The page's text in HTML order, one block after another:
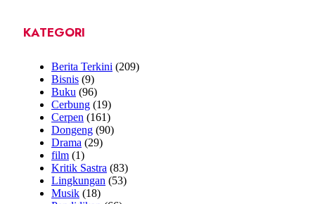
KATEGORI
Berita Terkini (209)
Bisnis (9)
Buku (96)
Cerbung (19)
Cerpen (161)
Dongeng (90)
Drama (29)
film (1)
Kritik Sastra (83)
Lingkungan (53)
Musik (18)